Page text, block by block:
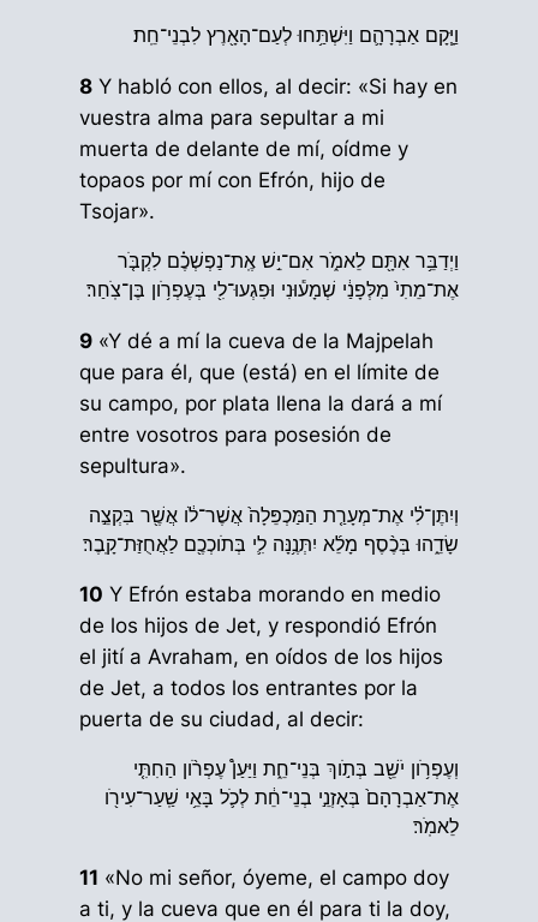
וַיָּ֧קָם אַבְרָהָ֛ם וַיִּשְׁתַּ֥חוּ לְעַם־הָאָ֖רֶץ לִבְנֵי־חֵֽת׃
8 Y habló con ellos, al decir: «Si hay en
vuestra alma para sepultar a mi
muerta de delante de mí, oídme y
topaos por mí con Efrón, hijo de
Tsojar».
וַיְדַבֵּ֥ר אִתָּ֖ם לֵאמֹ֑ר אִם־יֵ֣שׁ אֶֽת־נַפְשְׁכֶ֗ם לִקְבֹּ֤ר
אֶת־מֵתִי֙ מִלְּפָנַ֔י שְׁמָע֕וּנִי וּפִגְעוּ־לִ֖י בְּעֶפְרֹ֥ון בֶּן־צֹֽחַר׃
9 «Y dé a mí la cueva de la Majpelah
que para él, que (está) en el límite de
su campo, por plata llena la dará a mí
entre vosotros para posesión de
sepultura».
וְיִתֶּן־לִ֗י אֶת־מְעָרַ֤ת הַמַּכְפֵּלָה֙ אֲשֶׁר־לֹ֔ו אֲשֶׁ֖ר בִּקְצֵ֣ה
שָׂדֵ֑הוּ בְּכֶ֨סֶף מָלֵ֜א יִתְּנֶ֥נָּה לִ֛י בְּתֹוכְכֶ֖ם לַאֲחֻזַּת־קָֽבֶר׃
10 Y Efrón estaba morando en medio
de los hijos de Jet, y respondió Efrón
el jití a Avraham, en oídos de los hijos
de Jet, a todos los entrantes por la
puerta de su ciudad, al decir:
וְעֶפְרֹ֥ון יֹשֵׁ֖ב בְּתֹ֣וךְ בְּנֵי־חֵ֑ת וַיַּעַן֩ עֶפְרֹ֨ון הַחִתִּ֤י
אֶת־אַבְרָהָם֙ בְּאָזְנֵ֣י בְנֵי־חֵ֔ת לְכֹ֛ל בָּאֵ֥י שַֽׁעַר־עִירֹ֖ו
לֵאמֹֽר׃
11 «No mi señor, óyeme, el campo doy
a ti, y la cueva que en él para ti la doy,